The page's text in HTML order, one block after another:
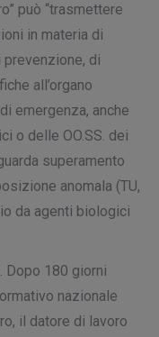
può “trasmettere
in materia di
, di
all’organo
emergenza, anche
o delle OO.SS. dei
superamento
anomala (TU,
da agenti biologici
Dopo 180 giorni
nazionale
il datore di lavoro